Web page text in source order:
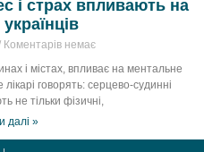
і страх впливають на
Коментарів немає
і містах, впливає на ментальне
говорять: серцево-судинні
не тільки фізичні,
далі »